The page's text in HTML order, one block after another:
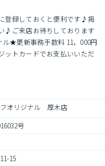
登録しておくと便利です♪掲
♪ご来店お待ちしております
★更新事務手数料 11，000円
ットカードでお支払いいただ
オリジナル　厚木店
号
15